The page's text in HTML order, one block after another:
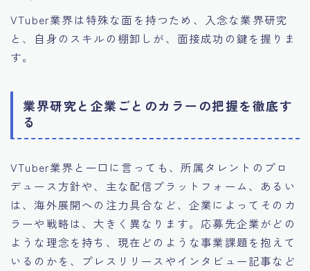
VTuber業界は特殊な面を持つため、入念な業界研究
と、自身のスキルの棚卸しが、面接成功の鍵を握りま
す。
業界研究と企業ごとのカラーの把握を徹底す
る
VTuber業界と一口に言っても、所属タレントのプロ
デュース方針や、主な配信プラットフォーム、あるい
は、海外展開への注力具合など、企業によってそのカ
ラーや戦略は、大きく異なります。応募先企業がどの
ような理念を持ち、現在どのような事業課題を抱えて
いるのかを、プレスリリースやインタビュー記事など